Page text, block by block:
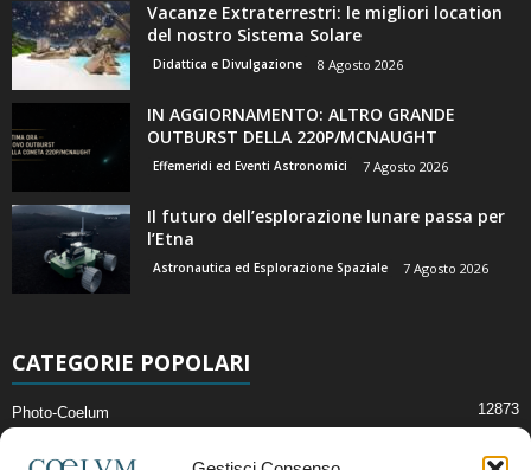
Vacanze Extraterrestri: le migliori location
del nostro Sistema Solare
Didattica e Divulgazione 8 Agosto 2026
IN AGGIORNAMENTO: ALTRO GRANDE
OUTBURST DELLA 220P/MCNAUGHT
Effemeridi ed Eventi Astronomici 7 Agosto 2026
Il futuro dell’esplorazione lunare passa per
l’Etna
Astronautica ed Esplorazione Spaziale 7 Agosto 2026
CATEGORIE POPOLARI
Photo-Coelum 12873